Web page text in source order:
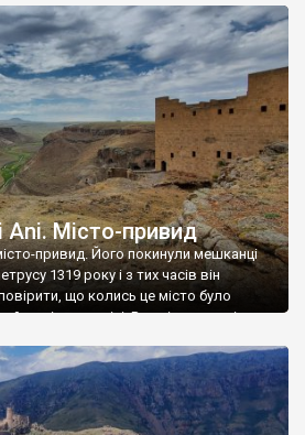
Іраклія в 638 році нашої ери і
та Сирії Давітом […]
Ani. Місто-привид
привид. Його покинули мешканці
1319 року і з тих часів він
що колись це місто було
у світі. В період розквіту у
Його називали містом 1001 церкви,